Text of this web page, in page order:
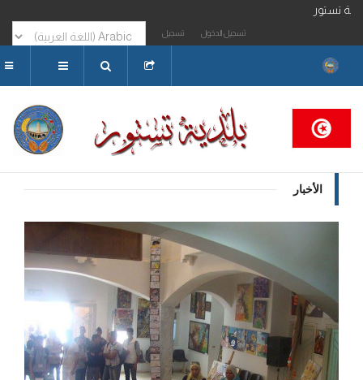
بكم بموقع واب بلدية تستور
تسجيل الدخول تسجيل
البحث...
الأخبار